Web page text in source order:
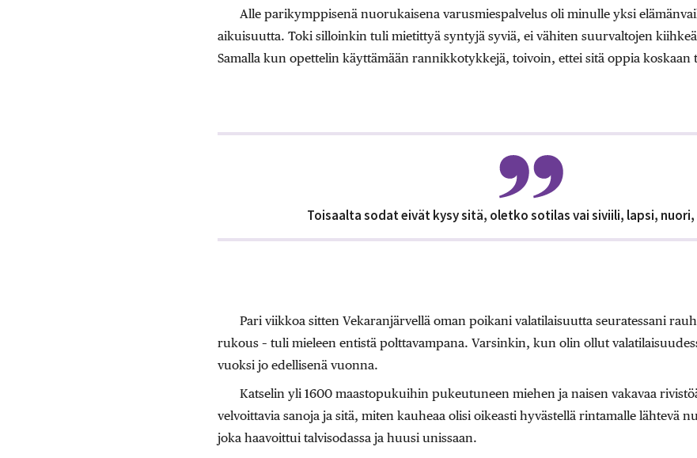
Alle parikymppisenä nuorukaisena varusmiespalvelus oli minulle yksi
aikuisuutta. Toki silloinkin tuli mietittyä syntyjä syviä, ei vähiten suurvaltojen
Samalla kun opettelin käyttämään rannikkotykkejä, toivoin, ettei sitä oppia koskaan
Toisaalta sodat eivät kysy sitä, oletko sotilas vai siviili, lapsi,
Pari viikkoa sitten Vekaranjärvellä oman poikani valatilaisuutta seuratessani
rukous – tuli mieleen entistä polttavampana. Varsinkin, kun olin ollut
vuoksi jo edellisenä vuonna.
Katselin yli 1600 maastopukuihin pukeutuneen miehen ja naisen vakavaa
velvoittavia sanoja ja sitä, miten kauheaa olisi oikeasti hyvästellä rintamalle lähtevä
joka haavoittui talvisodassa ja huusi unissaan.